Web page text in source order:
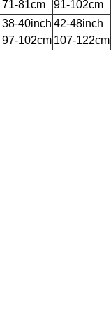
71-81cm
91-102cm
38-40inch
97-102cm
42-48inch
107-122cm